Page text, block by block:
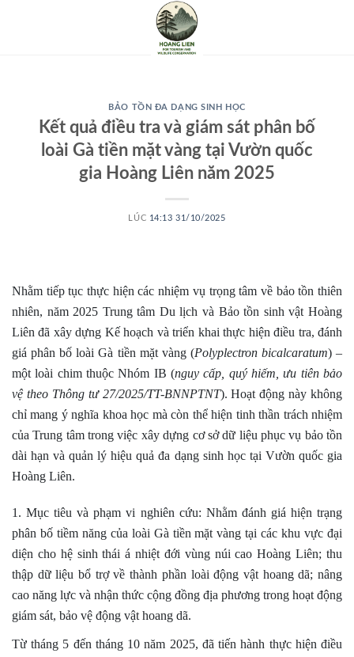
BẢO TỒN ĐA DẠNG SINH HỌC
Kết quả điều tra và giám sát phân bố
loài Gà tiền mặt vàng tại Vườn quốc
gia Hoàng Liên năm 2025
LÚC 14:13 31/10/2025
Nhằm tiếp tục thực hiện các nhiệm vụ trọng tâm về bảo tồn thiên
nhiên, năm 2025 Trung tâm Du lịch và Bảo tồn sinh vật Hoàng
Liên đã xây dựng Kế hoạch và triển khai thực hiện điều tra, đánh
giá phân bố loài Gà tiền mặt vàng (Polyplectron bicalcaratum) –
một loài chim thuộc Nhóm IB (nguy cấp, quý hiếm, ưu tiên bảo
vệ theo Thông tư 27/2025/TT-BNNPTNT). Hoạt động này không
chỉ mang ý nghĩa khoa học mà còn thể hiện tinh thần trách nhiệm
của Trung tâm trong việc xây dựng cơ sở dữ liệu phục vụ bảo tồn
dài hạn và quản lý hiệu quả đa dạng sinh học tại Vườn quốc gia
Hoàng Liên.
1. Mục tiêu và phạm vi nghiên cứu: Nhằm đánh giá hiện trạng
phân bố tiềm năng của loài Gà tiền mặt vàng tại các khu vực đại
diện cho hệ sinh thái á nhiệt đới vùng núi cao Hoàng Liên; thu
thập dữ liệu bổ trợ về thành phần loài động vật hoang dã; nâng
cao năng lực và nhận thức cộng đồng địa phương trong hoạt động
giám sát, bảo vệ động vật hoang dã.
Từ tháng 5 đến tháng 10 năm 2025, đã tiến hành thực hiện điều